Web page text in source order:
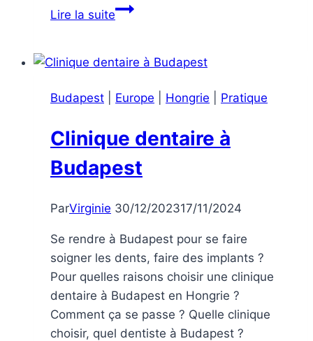
Lire la suiteSoins
Budapest
Hongrie
Budapest Europe Hongrie Pratique
Clinique dentaire à
Budapest
ParVirginie 30/12/202317/11/2024
Se rendre à Budapest pour se faire
soigner les dents, faire des implants ?
Pour quelles raisons choisir une clinique
dentaire à Budapest en Hongrie ?
Comment ça se passe ? Quelle clinique
choisir, quel dentiste à Budapest ?